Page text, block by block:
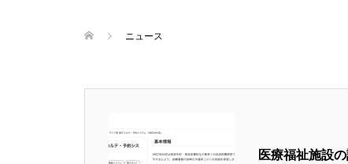
ニュース
医療福祉施設